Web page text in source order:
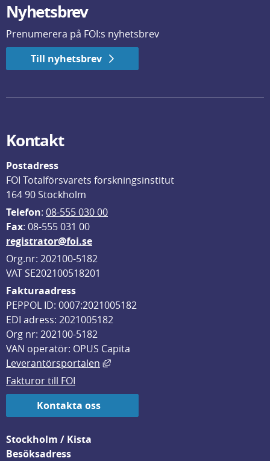
Nyhetsbrev
Prenumerera på FOI:s nyhetsbrev
Till nyhetsbrev
Kontakt
Postadress
FOI Totalförsvarets forskningsinstitut
164 90 Stockholm
Telefon: 08-555 030 00
Fax: 08-555 031 00
registrator@foi.se
Org.nr: 202100-5182
VAT SE202100518201
Fakturaadress
PEPPOL ID: 0007:2021005182
EDI adress: 2021005182
Org nr: 202100-5182
VAN operatör: OPUS Capita
Leverantörsportalen
Länk till annan webbplats, öppnas
Fakturor till FOI
Kontakta oss
Stockholm / Kista
Besöksadress